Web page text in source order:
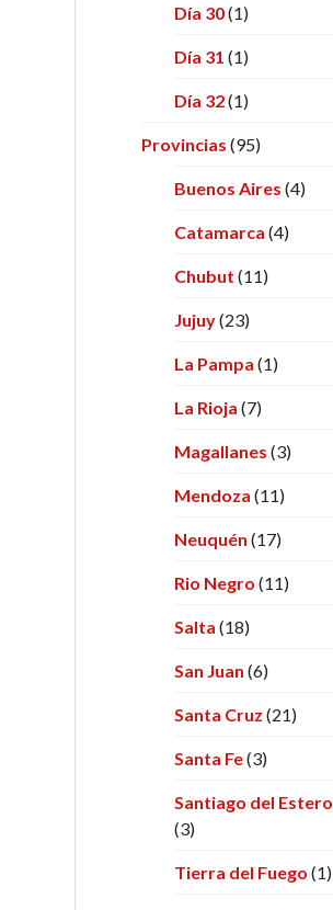
Día 30(1)
Día 31 (1)
Día 32(1)
Provincias (95)
Buenos Aires (4)
Catamarca (4)
Chubut (11)
Jujuy(23)
La Pampa (1)
La Rioja (7)
Magallanes (3)
Mendoza (11)
Neuquén (17)
Rio Negro (11)
Salta (18)
San Juan (6)
Santa Cruz (21)
Santa Fe(3)
Santiago del Estero
(3)
Tierra del Fuego (1)